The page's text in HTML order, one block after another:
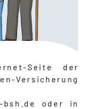
Seite der
oder in